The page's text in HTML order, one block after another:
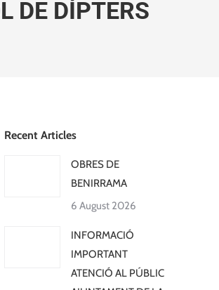
DE DÍPTERS
Recent Articles
OBRES DE
BENIRRAMA
6 August 2026
INFORMACIÓ
IMPORTANT
ATENCIÓ AL PÚBLIC